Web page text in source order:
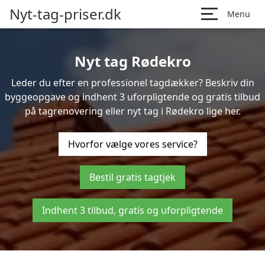
Nyt-tag-priser.dk Menu
Nyt tag Rødekro
Leder du efter en professionel tagdækker? Beskriv din
byggeopgave og indhent 3 uforpligtende og gratis tilbud
på tagrenovering eller nyt tag i Rødekro lige her.
Hvorfor vælge vores service?
Bestil gratis tagtjek
Indhent 3 tilbud, gratis og uforpligtende